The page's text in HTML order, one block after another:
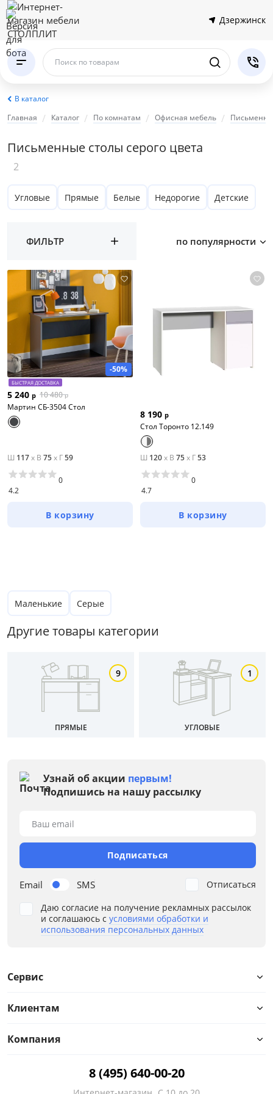
Дзержинск
Поиск по товарам
В каталог
Главная
Каталог По комнатам Офисная мебель
Письменные столы серого цвета
2
Угловые Прямые Белые Недорогие Детские
ФИЛЬТР
от до
Мебель Столплит
Цвет
Белый
Серый
Ширина, мм
по популярности
-50%
БЫСТРАЯ ДОСТАВКА
5 240 р 10 480 р
Мартин СБ-3504 Стол
Ш 117x В 75x Г59
4.2
0
В корзину
8 190 р
Стол Торонто 12.149
Ш 120x В 75x Г53
4.7
0
В корзину
Маленькие Серые
Другие товары категории
9
ПРЯМЫЕ
1
УГЛОВЫЕ
Узнай об акции первым!
Подпишись на нашу рассылку
Email SMS
Ваш email
Подписаться
Даю согласие на получение рекламных рассылок
и соглашаюсь с условиями обработки и
использования персональных данных
Отписаться
Сервис
Клиентам
Компания
8 (495) 640-00-20